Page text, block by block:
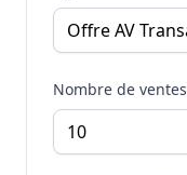
Nombre de ventes